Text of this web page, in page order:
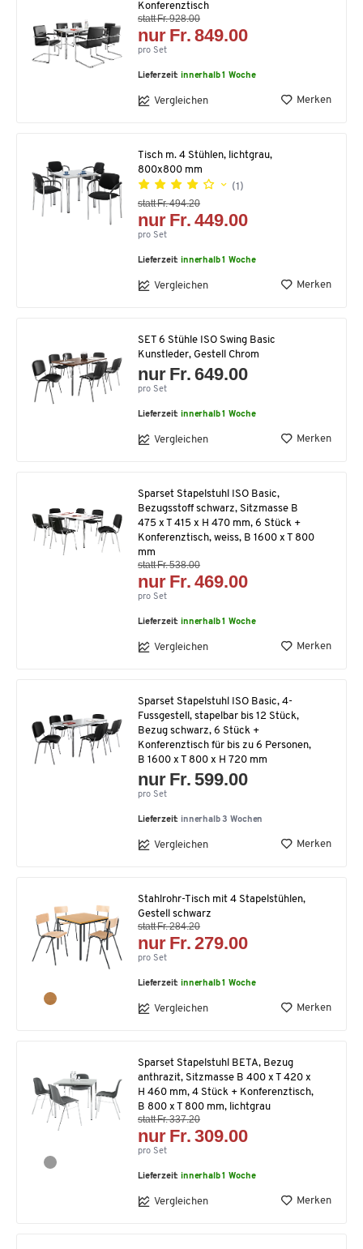
Konferenztisch
statt Fr. 928.00
nur Fr. 849.00
pro Set
Lieferzeit:innerhalb 1 Woche
Vergleichen Merken
Tisch m. 4 Stühlen, lichtgrau,
800x800 mm
(1)
statt Fr. 494.20
nur Fr. 449.00
pro Set
Lieferzeit:innerhalb 1 Woche
Vergleichen Merken
SET 6 Stühle ISO Swing Basic
Kunstleder, Gestell Chrom
nur Fr. 649.00
pro Set
Lieferzeit:innerhalb 1 Woche
Vergleichen Merken
Sparset Stapelstuhl ISO Basic,
Bezugsstoff schwarz, Sitzmasse B
475 x T 415 x H 470 mm, 6 Stück +
Konferenztisch, weiss, B 1600 x T 800
mm
statt Fr. 538.00
nur Fr. 469.00
pro Set
Lieferzeit:innerhalb 1 Woche
Vergleichen Merken
Sparset Stapelstuhl ISO Basic, 4-
Fussgestell, stapelbar bis 12 Stück,
Bezug schwarz, 6 Stück +
Konferenztisch für bis zu 6 Personen,
B 1600 x T 800 x H 720 mm
nur Fr. 599.00
pro Set
Lieferzeit: innerhalb 3 Wochen
Vergleichen Merken
Stahlrohr-Tisch mit 4 Stapelstühlen,
Gestell schwarz
statt Fr. 284.20
nur Fr. 279.00
pro Set
Lieferzeit:innerhalb 1 Woche
Vergleichen Merken
Sparset Stapelstuhl BETA, Bezug
anthrazit, Sitzmasse B 400 x T 420 x
H 460 mm, 4 Stück + Konferenztisch,
B 800 x T 800 mm, lichtgrau
statt Fr. 337.20
nur Fr. 309.00
pro Set
Lieferzeit:innerhalb 1 Woche
Vergleichen Merken